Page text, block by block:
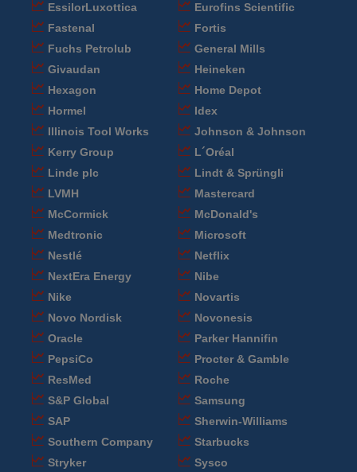
EssilorLuxottica
Eurofins Scientific
Fastenal
Fortis
Fuchs Petrolub
General Mills
Givaudan
Heineken
Hexagon
Home Depot
Hormel
Idex
Illinois Tool Works
Johnson & Johnson
Kerry Group
L´Oréal
Linde plc
Lindt & Sprüngli
LVMH
Mastercard
McCormick
McDonald's
Medtronic
Microsoft
Nestlé
Netflix
NextEra Energy
Nibe
Nike
Novartis
Novo Nordisk
Novonesis
Oracle
Parker Hannifin
PepsiCo
Procter & Gamble
ResMed
Roche
S&P Global
Samsung
SAP
Sherwin-Williams
Southern Company
Starbucks
Stryker
Sysco